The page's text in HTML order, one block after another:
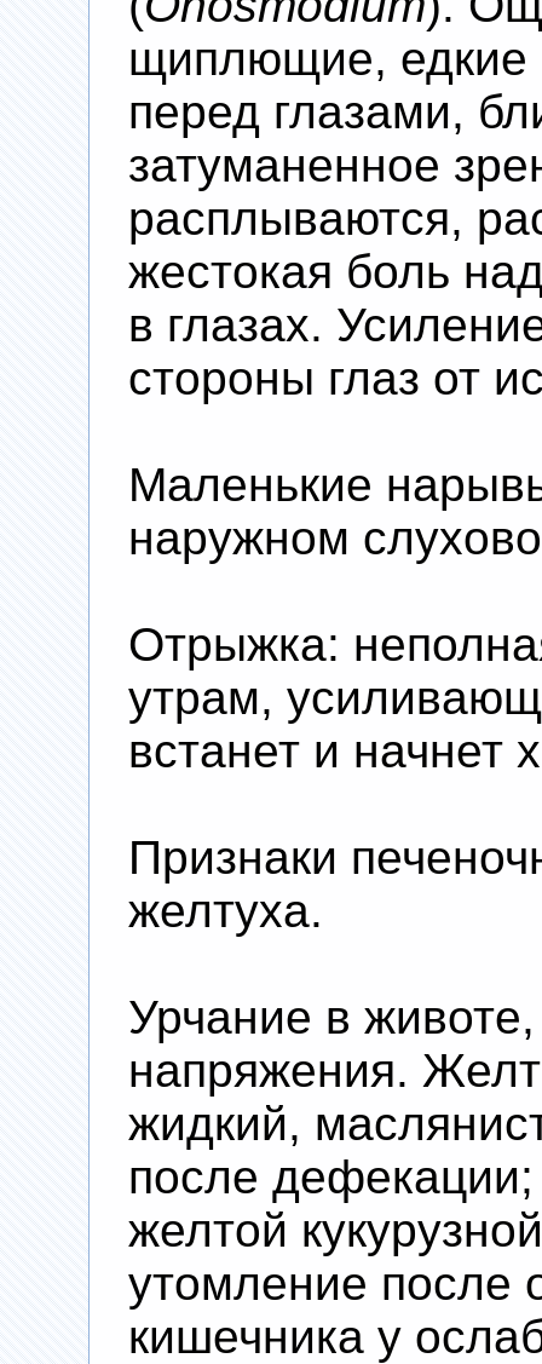
щиплющие, едкие
перед глазами,
затуманенное
расплываются,
жестокая боль
в глазах.
стороны глаз от
Маленькие
наружном
Отрыжка:
утрам,
встанет и начнет
Признаки
желтуха.
Урчание в
напряжения.
жидкий,
после
желтой
утомление после
кишечника у